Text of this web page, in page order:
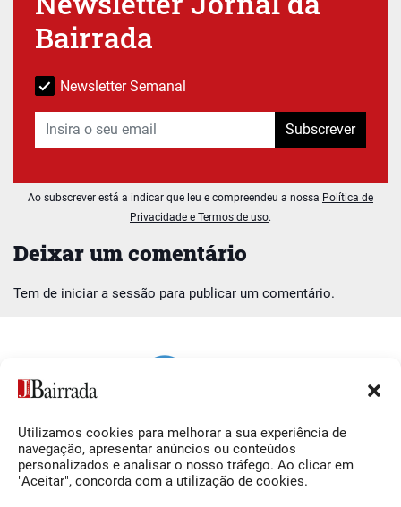
Utilizamos cookies para melhorar a sua experiência de
navegação, apresentar anúncios ou conteúdos
personalizados e analisar o nosso tráfego. Ao clicar em
"Aceitar", concorda com a utilização de cookies.
Deixar um comentário
Tem de iniciar a sessão para publicar um comentário.
Bairrada
Newsletter Semanal
Subscrever
Ao subscrever está a indicar que leu e compreendeu a nossa Política de
Privacidade e Termos de uso.
Siga-nos
Facebook
O Jornal da Bairrada
Contactos